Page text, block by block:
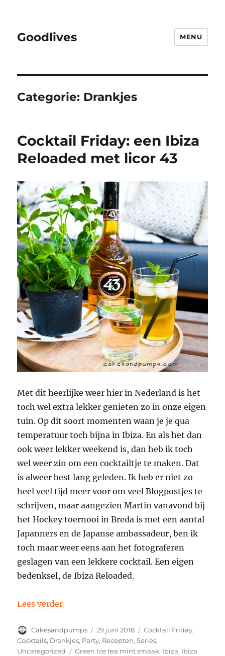
Goodlives MENU
Categorie: Drankjes
Cocktail Friday: een Ibiza
Reloaded met licor 43
Met dit heerlijke weer hier in Nederland is het
toch wel extra lekker genieten zo in onze eigen
tuin. Op dit soort momenten waan je je qua
temperatuur toch bijna in Ibiza. En als het dan
ook weer lekker weekend is, dan heb ik toch
wel weer zin om een cocktailtje te maken. Dat
is alweer best lang geleden. Ik heb er niet zo
heel veel tijd meer voor om veel Blogpostjes te
schrijven, maar aangezien Martin vanavond bij
het Hockey toernooi in Breda is met een aantal
Japanners en de Japanse ambassadeur, ben ik
toch maar weer eens aan het fotograferen
geslagen van een lekkere cocktail. Een eigen
bedenksel, de Ibiza Reloaded.
Lees verder“Cocktail Friday: een Ibiza Reloaded
Auteur
Cakesandpumps
Geplaatst
op
29 juni 2018 Categorieën
Cocktail Friday,
Cocktails, Drankjes, Party, Recepten,Series,
Uncategorized
Tags
Green Ice tea mint smaak, Ibiza, Ibiza